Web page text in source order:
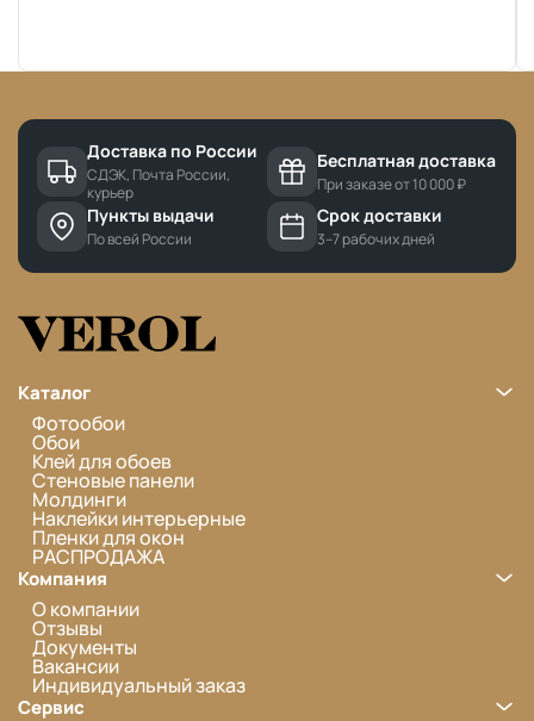
Доставка по России
СДЭК, Почта России,
курьер
Бесплатная доставка
При заказе от 10 000 ₽
Пункты выдачи
По всей России
Срок доставки
3–7 рабочих дней
Каталог
Фотообои
Обои
Клей для обоев
Стеновые панели
Молдинги
Наклейки интерьерные
Пленки для окон
РАСПРОДАЖА
Компания
О компании
Отзывы
Документы
Вакансии
Индивидуальный заказ
Сервис